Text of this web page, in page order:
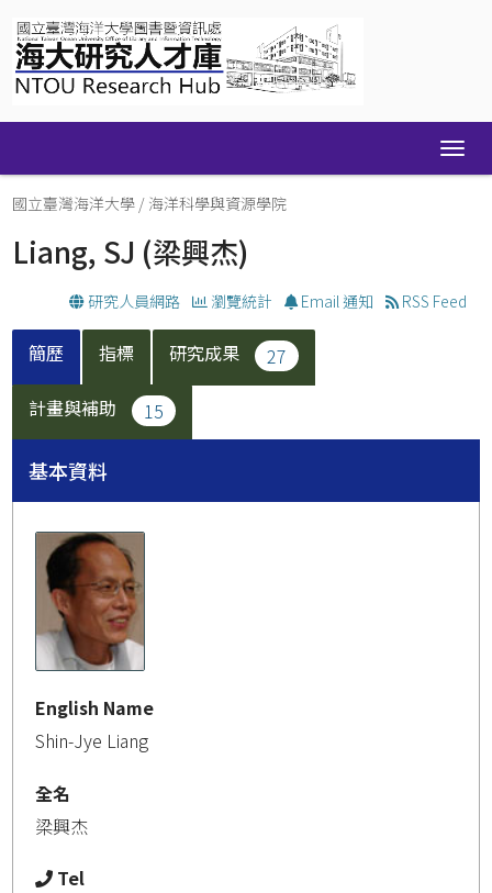
navigation
國立臺灣海洋大學 / 海洋科學與資源學院
Liang, SJ (梁興杰)
研究人員網路 瀏覽統計 Email 通知 RSS Feed
簡歷 指標 研究成果
27
計畫與補助
15
基本資料
English Name
Shin-Jye Liang
全名
梁興杰
Tel